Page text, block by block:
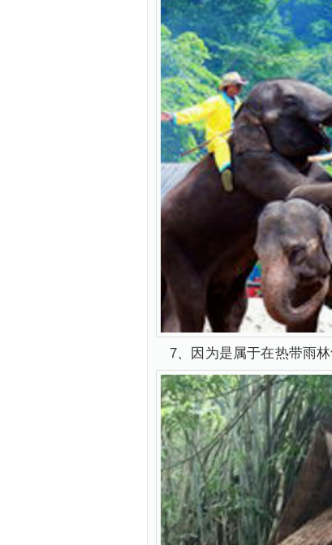
7、因为是属于在热带雨